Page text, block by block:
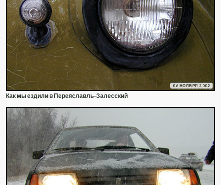
06 НОЯБРЯ 2002
Как мы ездили в Переяславль-Залесский